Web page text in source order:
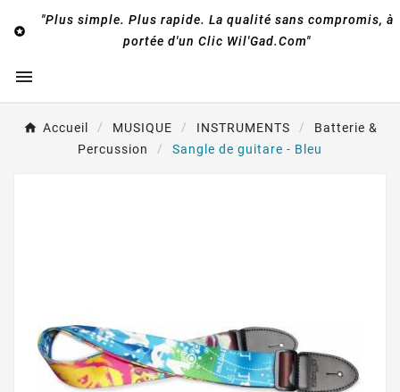

"Plus simple. Plus rapide. La qualité sans compromis, à
portée d'un Clic Wil'Gad.Com"

Accueil MUSIQUE INSTRUMENTS
Batterie &
Percussion
Sangle de guitare - Bleu